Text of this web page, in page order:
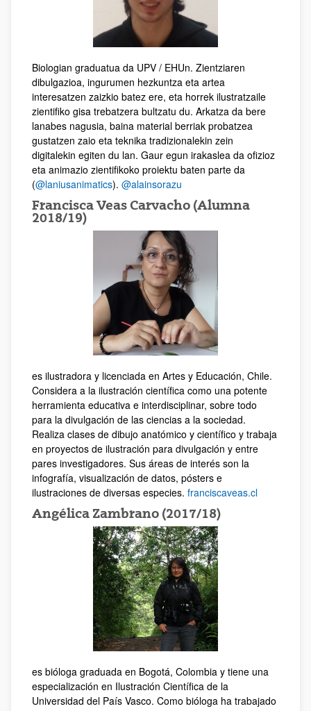
Biologian graduatua da UPV / EHUn. Zientziaren
dibulgazioa, ingurumen hezkuntza eta artea
interesatzen zaizkio batez ere, eta horrek ilustratzaile
zientifiko gisa trebatzera bultzatu du. Arkatza da bere
lanabes nagusia, baina material berriak probatzea
gustatzen zaio eta teknika tradizionalekin zein
digitalekin egiten du lan. Gaur egun irakaslea da ofizioz
eta animazio zientifikoko proiektu baten parte da
(@laniusanimatics). @alainsorazu
Francisca Veas Carvacho (Alumna
2018/19)
es ilustradora y licenciada en Artes y Educación, Chile.
Considera a la ilustración científica como una potente
herramienta educativa e interdisciplinar, sobre todo
para la divulgación de las ciencias a la sociedad.
Realiza clases de dibujo anatómico y científico y trabaja
en proyectos de ilustración para divulgación y entre
pares investigadores. Sus áreas de interés son la
infografía, visualización de datos, pósters e
ilustraciones de diversas especies. franciscaveas.cl
Angélica Zambrano (2017/18)
es bióloga graduada en Bogotá, Colombia y tiene una
especialización en Ilustración Científica de la
Universidad del País Vasco. Como bióloga ha trabajado